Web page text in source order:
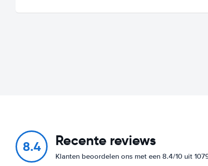
8.4 Recente reviews
Klanten beoordelen ons met een 8.4/10 uit